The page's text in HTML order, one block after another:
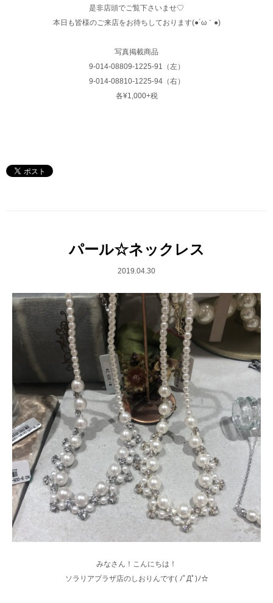
是非店頭でご覧下さいませ♡
本日も皆様のご来店をお待ちしております(●´ω｀●)
写真掲載商品
9-014-08809-1225-91（左）
9-014-08810-1225-94（右）
各¥1,000+税
パール☆ネックレス
2019.04.30
みなさん！こんにちは！
ソラリアプラザ店のしおりんです( ﾉﾟДﾟ)ﾉ☆